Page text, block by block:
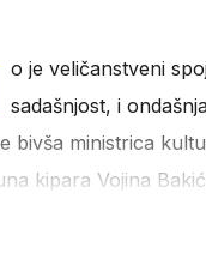
o je veličanstveni
sadašnjost, i
bivša ministrica
kipara Vojina